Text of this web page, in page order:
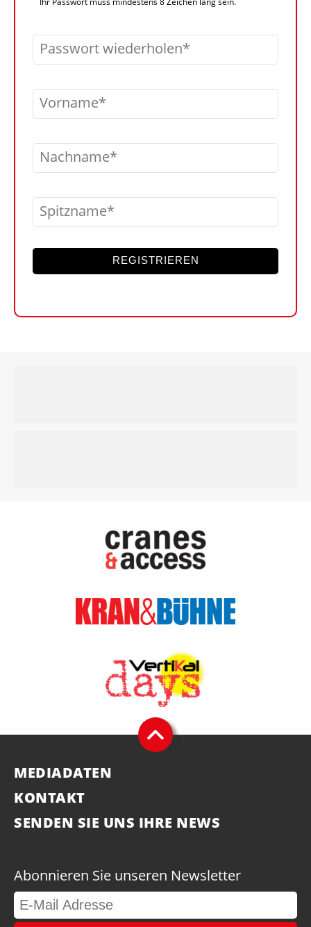
Passwort wiederholen
Vorname
Nachname
Spitzname
REGISTRIEREN
MEDIADATEN
KONTAKT
SENDEN SIE UNS IHRE NEWS
Abonnieren Sie unseren Newsletter